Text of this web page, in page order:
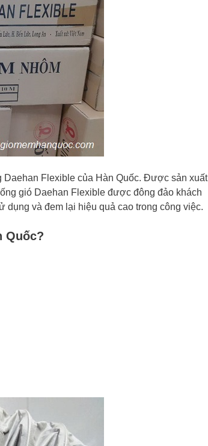
Daehan Flexible của Hàn Quốc. Được sản xuất
gió Daehan Flexible được đông đảo khách
và đem lại hiệu quả cao trong công việc.
Quốc?